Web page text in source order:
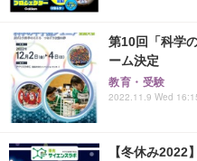
第10回「科学
ーム決定
教育・受験
2022.11.9 Wed
【冬休み2022